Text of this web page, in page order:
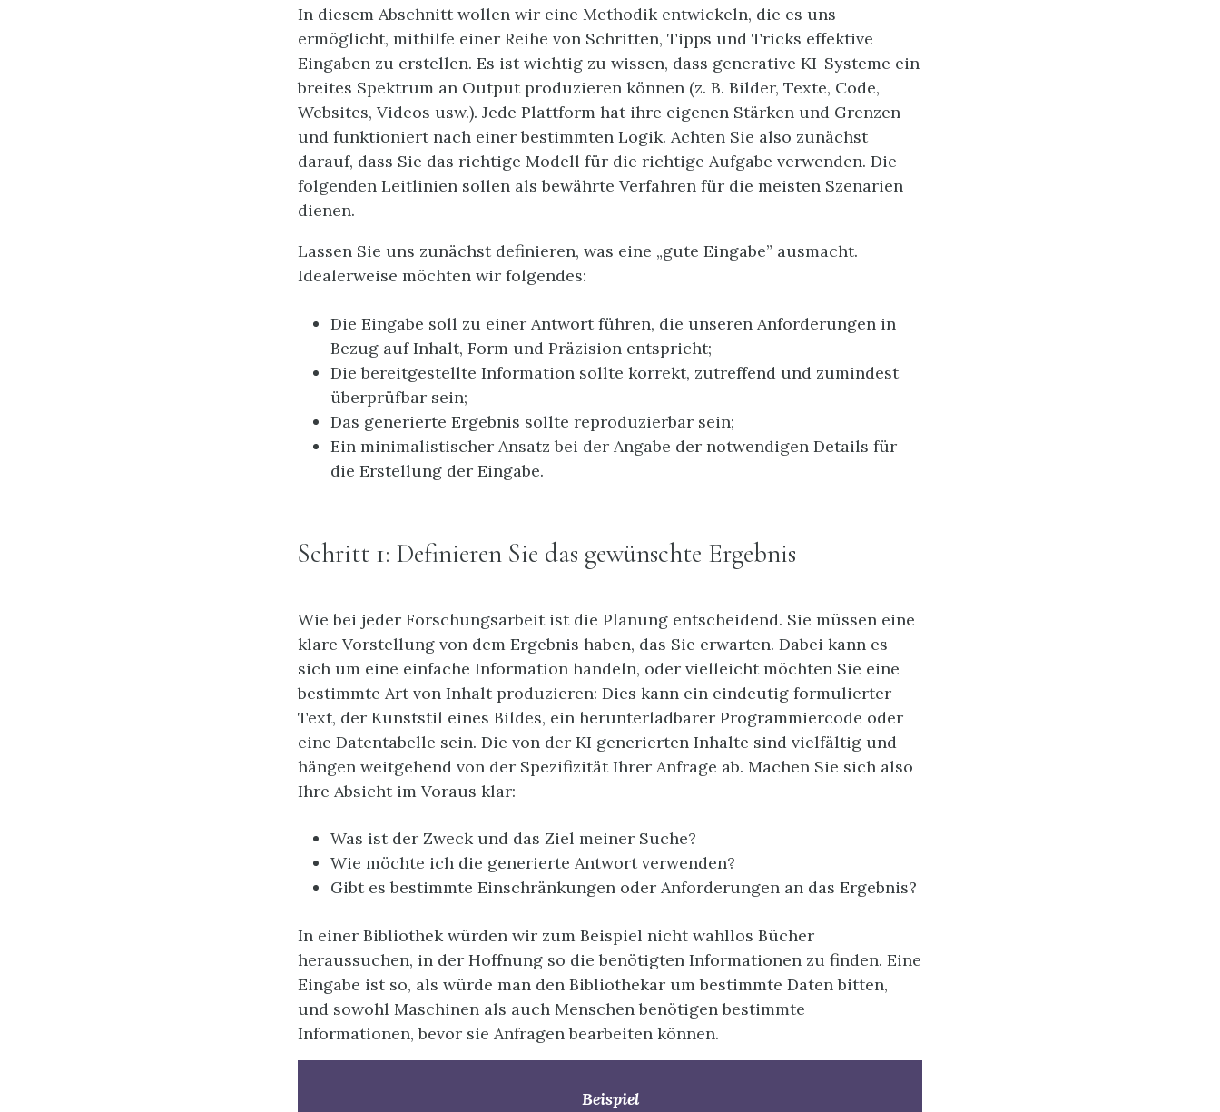
In diesem Abschnitt wollen wir eine Methodik entwickeln, die es uns
ermöglicht, mithilfe einer Reihe von Schritten, Tipps und Tricks effektive
Eingaben zu erstellen. Es ist wichtig zu wissen, dass generative KI-Systeme ein
breites Spektrum an Output produzieren können (z. B. Bilder, Texte, Code,
Websites, Videos usw.). Jede Plattform hat ihre eigenen Stärken und Grenzen
und funktioniert nach einer bestimmten Logik. Achten Sie also zunächst
darauf, dass Sie das richtige Modell für die richtige Aufgabe verwenden. Die
folgenden Leitlinien sollen als bewährte Verfahren für die meisten Szenarien
dienen.
Lassen Sie uns zunächst definieren, was eine „gute Eingabe” ausmacht.
Idealerweise möchten wir folgendes:
Die Eingabe soll zu einer Antwort führen, die unseren Anforderungen in
Bezug auf Inhalt, Form und Präzision entspricht;
Die bereitgestellte Information sollte korrekt, zutreffend und zumindest
überprüfbar sein;
Das generierte Ergebnis sollte reproduzierbar sein;
Ein minimalistischer Ansatz bei der Angabe der notwendigen Details für
die Erstellung der Eingabe.
Schritt 1: Definieren Sie das gewünschte Ergebnis
Wie bei jeder Forschungsarbeit ist die Planung entscheidend. Sie müssen eine
klare Vorstellung von dem Ergebnis haben, das Sie erwarten. Dabei kann es
sich um eine einfache Information handeln, oder vielleicht möchten Sie eine
bestimmte Art von Inhalt produzieren: Dies kann ein eindeutig formulierter
Text, der Kunststil eines Bildes, ein herunterladbarer Programmiercode oder
eine Datentabelle sein. Die von der KI generierten Inhalte sind vielfältig und
hängen weitgehend von der Spezifizität Ihrer Anfrage ab. Machen Sie sich also
Ihre Absicht im Voraus klar:
Was ist der Zweck und das Ziel meiner Suche?
Wie möchte ich die generierte Antwort verwenden?
Gibt es bestimmte Einschränkungen oder Anforderungen an das Ergebnis?
In einer Bibliothek würden wir zum Beispiel nicht wahllos Bücher
heraussuchen, in der Hoffnung so die benötigten Informationen zu finden. Eine
Eingabe ist so, als würde man den Bibliothekar um bestimmte Daten bitten,
und sowohl Maschinen als auch Menschen benötigen bestimmte
Informationen, bevor sie Anfragen bearbeiten können.
Beispiel